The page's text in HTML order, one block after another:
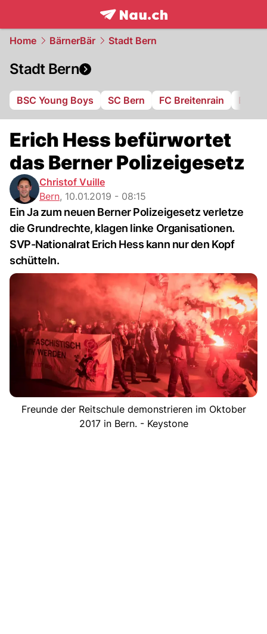
frontpage.NAU.ch
Home BärnerBär Stadt Bern
Stadt Bern
BSC Young Boys SC Bern FC Breitenrain BSV
Erich Hess befürwortet
das Berner Polizeigesetz
Christof Vuille
Bern, 10.01.2019 - 08:15
Ein Ja zum neuen Berner Polizeigesetz verletze
die Grundrechte, klagen linke Organisationen.
SVP-Nationalrat Erich Hess kann nur den Kopf
schütteln.
Freunde der Reitschule demonstrieren im Oktober
2017 in Bern. - Keystone